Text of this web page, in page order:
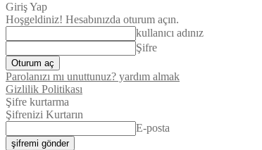
Giriş Yap
Hoşgeldiniz! Hesabınızda oturum açın.
kullanıcı adınız
Şifre
Parolanızı mı unuttunuz? yardım almak
Gizlilik Politikası
Şifre kurtarma
Şifrenizi Kurtarın
E-posta